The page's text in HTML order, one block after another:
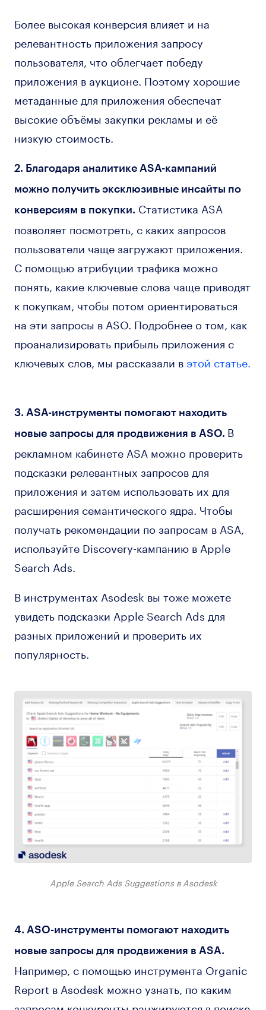
Более высокая конверсия влияет и на
релевантность приложения запросу
пользователя, что облегчает победу
приложения в аукционе. Поэтому хорошие
метаданные для приложения обеспечат
высокие объёмы закупки рекламы и её
низкую стоимость.
2. Благодаря аналитике ASA-кампаний
можно получить эксклюзивные инсайты по
конверсиям в покупки. Статистика ASA
позволяет посмотреть, с каких запросов
пользователи чаще загружают приложения.
С помощью атрибуции трафика можно
понять, какие ключевые слова чаще приводят
к покупкам, чтобы потом ориентироваться
на эти запросы в ASO. Подробнее о том, как
проанализировать прибыль приложения с
ключевых слов, мы рассказали вэтой статье.
3. ASA-инструменты помогают находить
новые запросы для продвижения в ASO. В
рекламном кабинете ASA можно проверить
подсказки релевантных запросов для
приложения и затем использовать их для
расширения семантического ядра. Чтобы
получать рекомендации по запросам в ASA,
используйте Discovery-кампанию в Apple
Search Ads.
В инструментах Asodesk вы тоже можете
увидеть подсказки Apple Search Ads для
разных приложений и проверить их
популярность.
Apple Search Ads Suggestions в Asodesk
4. ASO-инструменты помогают находить
новые запросы для продвижения в ASA.
Например, с помощью инструмента Organic
Report в Asodesk можно узнать, по каким